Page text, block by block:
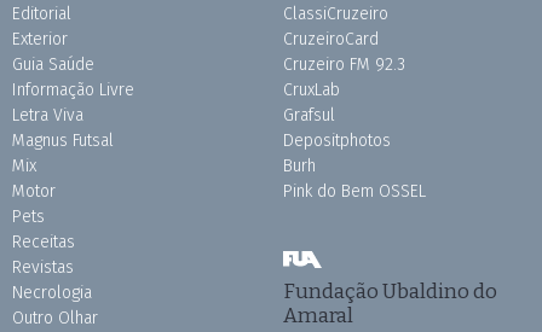
Editorial
Exterior
Guia Saúde
Informação Livre
Letra Viva
Magnus Futsal
Mix
Motor
Pets
Receitas
Revistas
Necrologia
Outro Olhar
ClassiCruzeiro
CruzeiroCard
Cruzeiro FM 92.3
CruxLab
Grafsul
Depositphotos
Burh
Pink do Bem OSSEL
Fundação Ubaldino do
Amaral